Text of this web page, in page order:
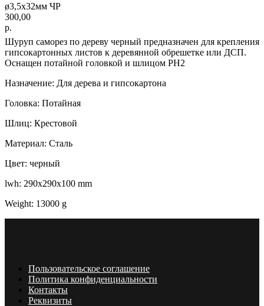
ø3,5х32мм ЧР
300,00
р.
Шуруп саморез по дереву черный предназначен для крепления
гипсокартонных листов к деревянной обрешетке или ДСП.
Оснащен потайной головкой и шлицом PH2
Назначение: Для дерева и гипсокартона
Головка: Потайная
Шлиц: Крестовой
Материал: Сталь
Цвет: черный
lwh: 290x290x100 mm
Weight: 13000 g
Пользовательское соглашение
Политика конфиденциальности
Контакты
Реквизиты